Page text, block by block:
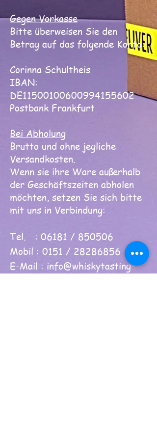
Gegen Vorkasse
Bitte überweisen Sie den
Betrag auf das folgende Konto:
Corinna Schultheis
IBAN:
DE11500100600994155602
Postbank Frankfurt
Bei Abholung
Brutto und ohne jegliche
Versandkosten.
Wenn sie ihre Ware außerhalb
der Geschäftszeiten abholen
möchten, setzen Sie sich bitte
mit uns in Verbindung:
Tel. : 06181 / 850506
Mobil : 0151 / 28286856
E-Mail : info@whiskytasting-